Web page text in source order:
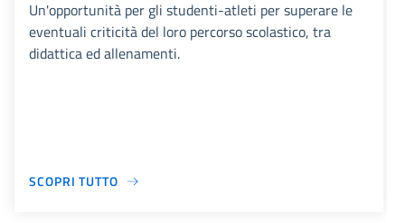
Un'opportunità per gli studenti-atleti per superare le
eventuali criticità del loro percorso scolastico, tra
didattica ed allenamenti.
SCOPRI TUTTO